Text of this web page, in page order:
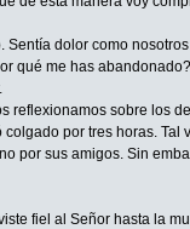
Sentía dolor como
qué me has
reflexionamos sobre los
colgado por tres horas.
por sus amigos. Sin
fiel al Señor hasta la